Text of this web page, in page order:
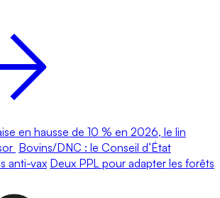
en hausse de 10 % en 2026, le lin
Bovins/DNC : le Conseil d’État
anti-vax Deux PPL pour adapter les forêts